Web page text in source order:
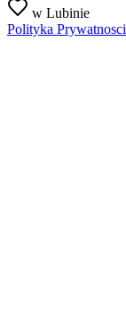
w Lubinie
Polityka Prywatnosci